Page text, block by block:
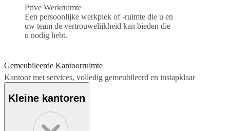
Prive Werkruimte
Een persoonlijke werkplek of -ruimte die u en
uw team de vertrouwelijkheid kan bieden die
u nodig hebt.
Gemeubileerde Kantoorruimte
Kantoor met services, volledig gemeubileerd en instapklaar
Kleine kantoren